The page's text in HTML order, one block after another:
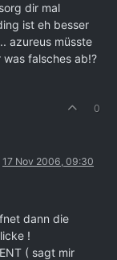
dir mal
ist eh besser
azureus müsste
falsches ab!?
0
17 Nov 2006, 09:30
dann die
!
( sagt mir